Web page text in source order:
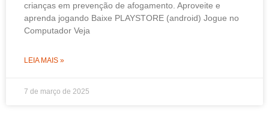
crianças em prevenção de afogamento. Aproveite e
aprenda jogando Baixe PLAYSTORE (android) Jogue no
Computador Veja
LEIA MAIS »
7 de março de 2025